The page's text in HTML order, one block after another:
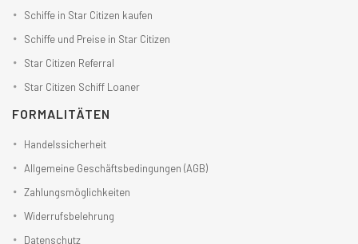
Schiffe in Star Citizen kaufen
Schiffe und Preise in Star Citizen
Star Citizen Referral
Star Citizen Schiff Loaner
FORMALITÄTEN
Handelssicherheit
Allgemeine Geschäftsbedingungen (AGB)
Zahlungsmöglichkeiten
Widerrufsbelehrung
Datenschutz